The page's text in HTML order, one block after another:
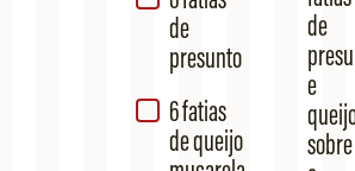
de
presunto
6 fatias
de queijo
de
e
sobre